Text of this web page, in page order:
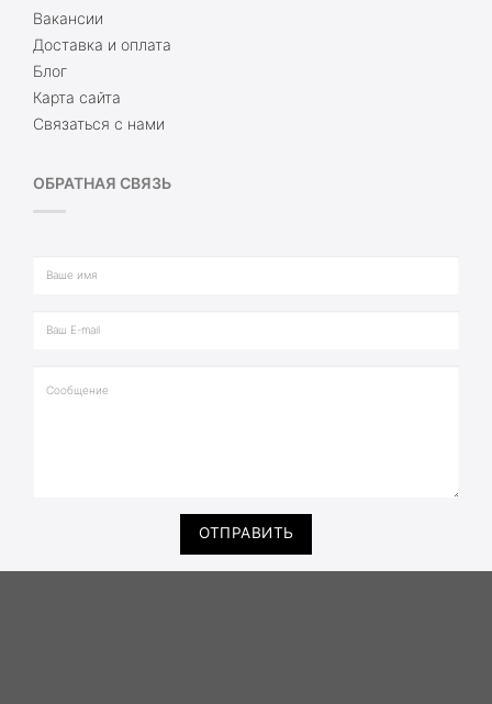
Вакансии
Доставка и оплата
Блог
Карта сайта
Связаться с нами
ОБРАТНАЯ СВЯЗЬ
ОТПРАВИТЬ